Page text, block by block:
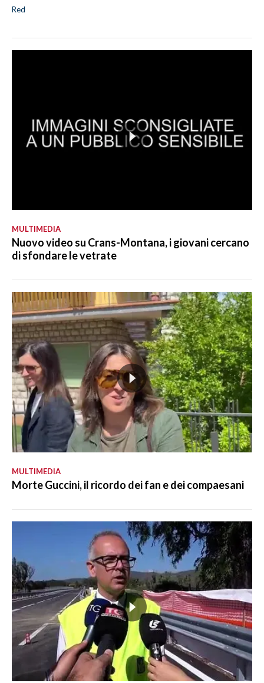
Red
MULTIMEDIA
Nuovo video su Crans-Montana, i giovani cercano
di sfondare le vetrate
MULTIMEDIA
Morte Guccini, il ricordo dei fan e dei compaesani